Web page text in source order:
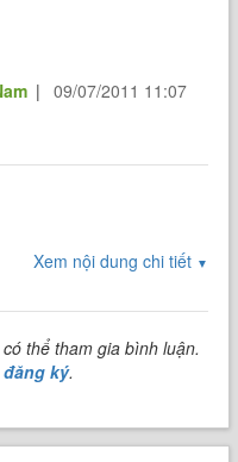
| 09/07/2011 11:07
Xem nội dung chi tiết ▼
thể tham gia bình luận.
đăng ký.